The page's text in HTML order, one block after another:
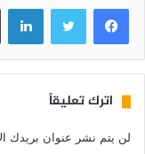
فيسبوك تويتر
اترك تعليقاً
لن يتم نشر عنوان بريدك